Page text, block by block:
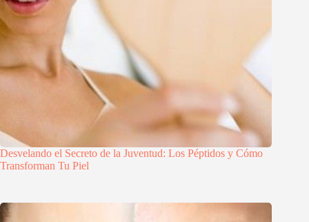
Desvelando el Secreto de la Juventud: Los Péptidos y Cómo
Transforman Tu Piel